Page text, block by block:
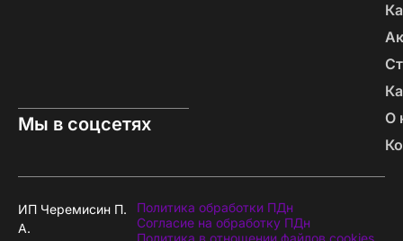
Мы в соцсетях
О
ИП Черемисин П.
А.
Политика обработки ПДн
Согласие на обработку ПДн
Политика в отношении файлов cookies